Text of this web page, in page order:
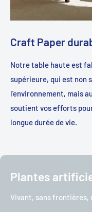
Craft Paper
Notre table haute est
supérieure, qui est non
l'environnement, mais
soutient vos efforts
longue durée de vie.
Plantes
Vivant, sans frontières,